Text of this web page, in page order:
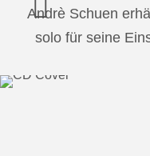
Andrè Schuen
solo für seine